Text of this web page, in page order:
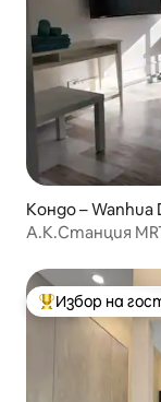
Кондо – Wanhua
А.К.Станция
Най-популярен
Избор на